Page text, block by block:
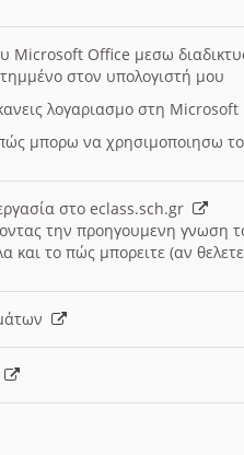
Microsoft Office μεσω
στον υπολογιστή μου
λογαριασμο στη Microsoft
μπορω να χρησιμοποιησω
στο eclass.sch.gr
την προηγουμενη γνωση
και το πώς μπορειτε (αν